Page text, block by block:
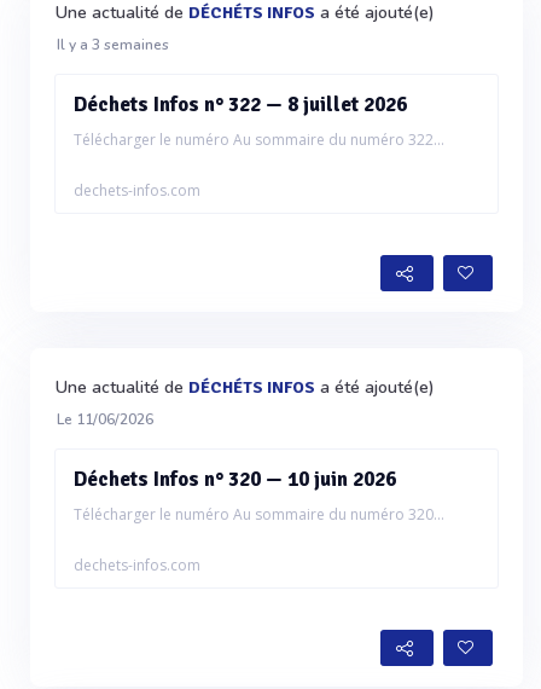
Une actualité de DÉCHÉTS INFOS a été ajouté(e)
Il y a 3 semaines
Déchets Infos n° 322 — 8 juillet 2026
Télécharger le numéro Au sommaire du numéro 322...
dechets-infos.com
Une actualité de DÉCHÉTS INFOS a été ajouté(e)
Le 11/06/2026
Déchets Infos n° 320 — 10 juin 2026
Télécharger le numéro Au sommaire du numéro 320...
dechets-infos.com